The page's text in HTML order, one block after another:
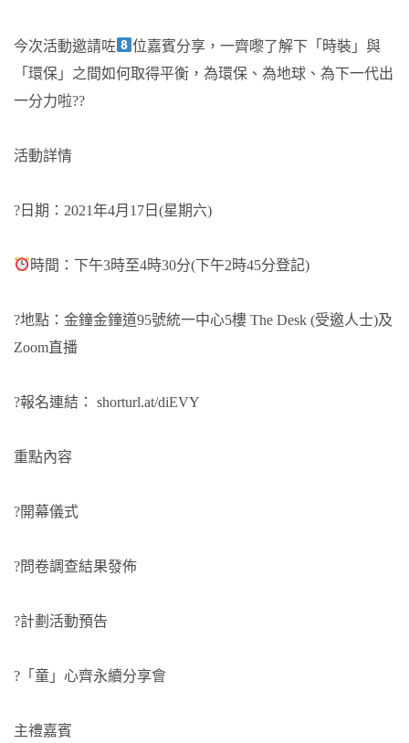
今次活動邀請咗
位嘉賓分享，一齊嚟了解下「時裝」與
「環保」之間如何取得平衡，為環保、為地球、為下一代出
一分力啦??
活動詳情
?日期：2021年4月17日(星期六)
時間：下午3時至4時30分(下午2時45分登記)
?地點：金鐘金鐘道95號統一中心5樓 The Desk (受邀人士)及
Zoom直播
?報名連結： shorturl.at/diEVY
重點內容
?開幕儀式
?問卷調查結果發佈
?計劃活動預告
?「童」心齊永續分享會
主禮嘉賓